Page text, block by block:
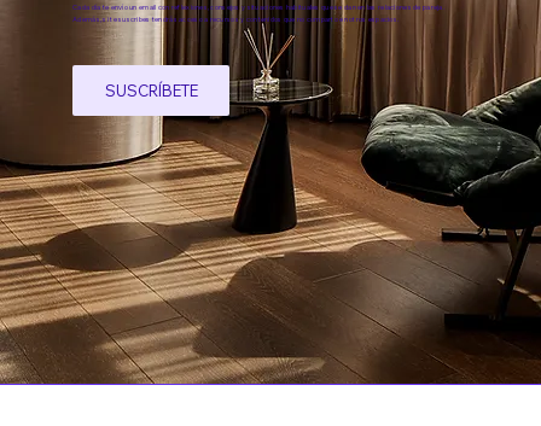
Cada día te envío un email con reflexiones, consejos y situaciones habituales que se dan en las relaciones de pareja.
Además, si te suscribes tendrás acceso a recursos y contenidos que no comparto en otros espacios.
SUSCRÍBETE